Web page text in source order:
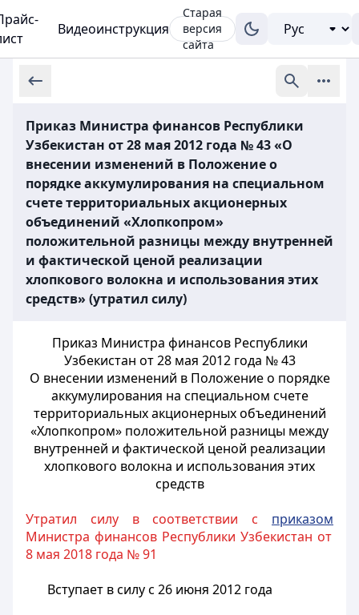
Видеоинструкция
Старая
версия
сайта
Приказ Министра финансов Республики
Узбекистан от 28 мая 2012 года № 43 «О
внесении изменений в Положение о
порядке аккумулирования на специальном
счете территориальных акционерных
объединений «Хлопкопром»
положительной разницы между внутренней
и фактической ценой реализации
хлопкового волокна и использования этих
средств» (утратил силу)
Приказ Министра финансов Республики
Узбекистан от 28 мая 2012 года № 43
О внесении изменений в Положение о порядке
аккумулирования на специальном счете
территориальных акционерных объединений
«Хлопкопром» положительной разницы между
внутренней и фактической ценой реализации
хлопкового волокна и использования этих
средств
Утратил силу в соответствии с приказом
Министра финансов Республики Узбекистан от
8 мая 2018 года № 91
Вступает в силу с 26 июня 2012 года